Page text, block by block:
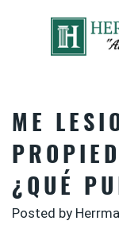
ME
¿QUÉ
Posted by